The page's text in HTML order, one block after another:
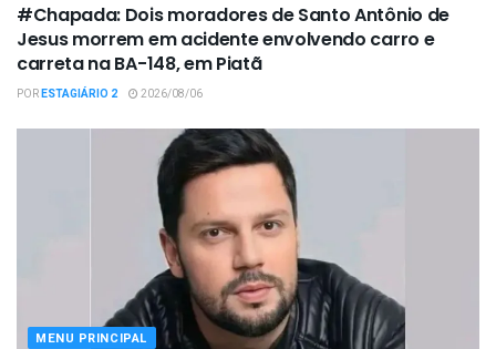
#Chapada: Dois moradores de Santo Antônio de
Jesus morrem em acidente envolvendo carro e
carreta na BA-148, em Piatã
PORESTAGIÁRIO 2 2026/08/06
MENU PRINCIPAL